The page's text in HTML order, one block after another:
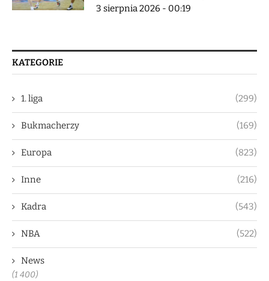
3 sierpnia 2026 - 00:19
KATEGORIE
1. liga (299)
Bukmacherzy (169)
Europa (823)
Inne (216)
Kadra (543)
NBA (522)
News
(1 400)